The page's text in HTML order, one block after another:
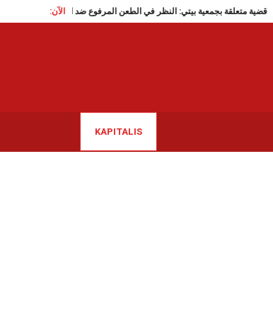
الآن:
قضية متعلقة بجمعية بيتي: النظر في الطعن المرفوع ضد الحكم الابتدائي
KAPITALIS